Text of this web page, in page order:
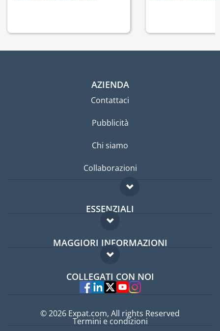
AZIENDA
Contattaci
Pubblicità
Chi siamo
Collaborazioni
ESSENZIALI
Forum per expat
Guida per expat
MAGGIORI INFORMAZIONI
Domande frequenti
Esperti
COLLEGATI CON NOI
© 2026 Expat.com, All rights Reserved
Termini e condizioni